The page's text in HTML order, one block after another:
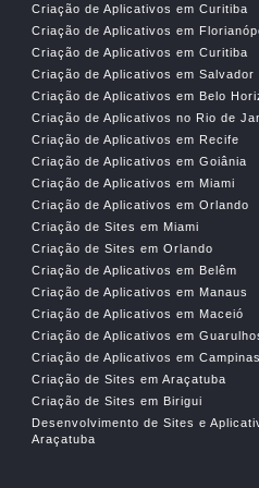
Criação de Aplicativos em Curitiba
Criação de Aplicativos em
Criação de Aplicativos em Curitiba
Criação de Aplicativos em Salvador
Criação de Aplicativos em Belo
Criação de Aplicativos no Rio de
Criação de Aplicativos em Recife
Criação de Aplicativos em Goiânia
Criação de Aplicativos em Miami
Criação de Aplicativos em Orlando
Criação de Sites em Miami
Criação de Sites em Orlando
Criação de Aplicativos em Belêm
Criação de Aplicativos em Manaus
Criação de Aplicativos em Maceió
Criação de Aplicativos em
Criação de Aplicativos em Campinas
Criação de Sites em Araçatuba
Criação de Sites em Birigui
Desenvolvimento de Sites e
Araçatuba